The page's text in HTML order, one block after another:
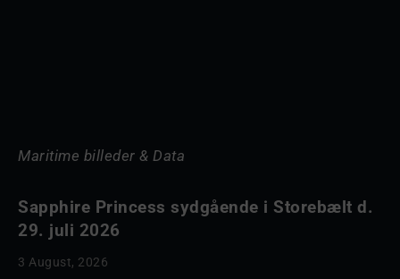
Maritime billeder & Data
Sapphire Princess sydgående i Storebælt d.
29. juli 2026
3 August, 2026